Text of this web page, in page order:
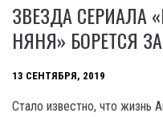
ЗВЕЗДА СЕРИАЛА
НЯНЯ» БОРЕТСЯ
13 СЕНТЯБРЯ, 2019
Стало известно, что жизнь